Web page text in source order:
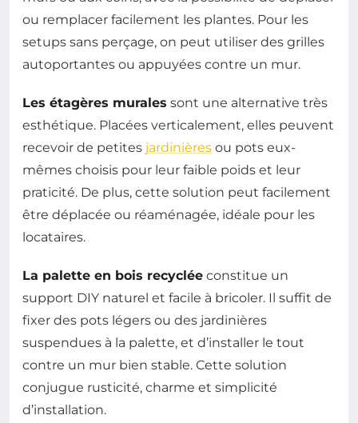
ou remplacer facilement les plantes. Pour les
setups sans perçage, on peut utiliser des grilles
autoportantes ou appuyées contre un mur.
Les étagères murales sont une alternative très
esthétique. Placées verticalement, elles peuvent
recevoir de petites jardinières ou pots eux-
mêmes choisis pour leur faible poids et leur
praticité. De plus, cette solution peut facilement
être déplacée ou réaménagée, idéale pour les
locataires.
La palette en bois recyclée constitue un
support DIY naturel et facile à bricoler. Il suffit de
fixer des pots légers ou des jardinières
suspendues à la palette, et d’installer le tout
contre un mur bien stable. Cette solution
conjugue rusticité, charme et simplicité
d’installation.